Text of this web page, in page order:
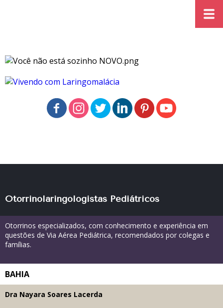
Otorrinolaringologistas Pediátricos
Otorrinos especializados, com conhecimento e experiência em
questões de Via Aérea Pediátrica, recomendados por colegas e
famílias.
BAHIA
Dra Nayara Soares Lacerda